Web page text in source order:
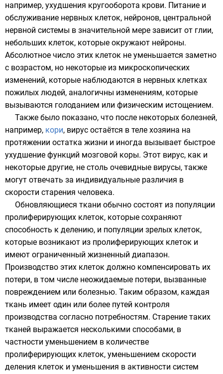
например, ухудшения кругооборота крови. Питание и
обслуживание нервных клеток, нейронов, центральной
нервной системы в значительной мере зависит от глии,
небольших клеток, которые окружают нейроны.
Абсолютное число этих клеток не уменьшается заметно
с возрастом, но некоторые из микроскопических
изменений, которые наблюдаются в нервных клетках
пожилых людей, аналогичны изменениям, которые
вызываются голоданием или физическим истощением.
Также было показано, что после некоторых болезней,
например, кори, вирус остаётся в теле хозяина на
протяжении остатка жизни и иногда вызывает быстрое
ухудшение функций мозговой коры. Этот вирус, как и
некоторые другие, не столь очевидные вирусы, также
могут отвечать за индивидуальные различия в
скорости старения человека.
Обновляющиеся ткани обычно состоят из популяции
пролиферирующих клеток, которые сохраняют
способность к делению, и популяции зрелых клеток,
которые возникают из пролиферирующих клеток и
имеют ограниченный жизненный диапазон.
Производство этих клеток должно компенсировать их
потери, в том числе неожидаемые потери, вызванные
повреждением или болезнью. Таким образом, каждая
ткань имеет один или более путей контроля
производства согласно потребностям. Старение таких
тканей выражается несколькими способами, в
частности уменьшением в количестве
пролиферирующих клеток, уменьшением скорости
деления клеток и уменьшения в активности систем